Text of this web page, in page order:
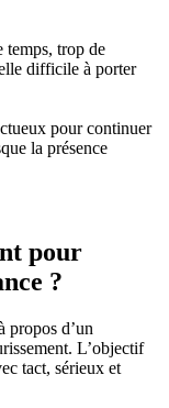
temps, trop de
difficile à porter
pour continuer
la présence
pour
?
propos d’un
L’objectif
tact, sérieux et